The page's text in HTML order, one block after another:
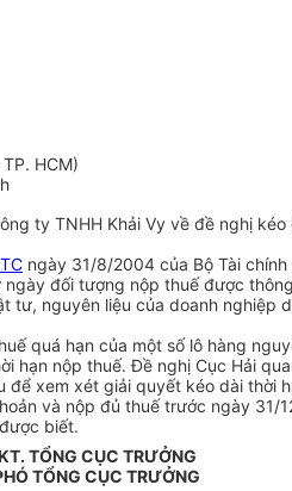
HCM)
ty TNHH Khải Vy về đề nghị
ngày 31/8/2004 của Bộ Tài
đối tượng nộp thuế được
nguyên liệu của doanh
quá hạn của một số lô hàng
nộp thuế. Đề nghị Cục Hải
xem xét giải quyết kéo dài
và nộp đủ thuế trước ngày 31/
biết.
TỔNG CỤC TRƯỞNG
TỔNG CỤC TRƯỞNG